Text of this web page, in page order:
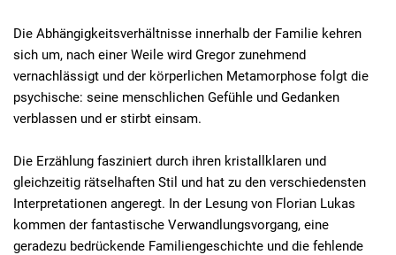
Die Abhängigkeitsverhältnisse innerhalb der Familie kehren
sich um, nach einer Weile wird Gregor zunehmend
vernachlässigt und der körperlichen Metamorphose folgt die
psychische: seine menschlichen Gefühle und Gedanken
verblassen und er stirbt einsam.
Die Erzählung fasziniert durch ihren kristallklaren und
gleichzeitig rätselhaften Stil und hat zu den verschiedensten
Interpretationen angeregt. In der Lesung von Florian Lukas
kommen der fantastische Verwandlungsvorgang, eine
geradezu bedrückende Familiengeschichte und die fehlende